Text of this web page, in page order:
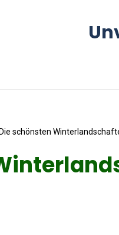
Die schönsten